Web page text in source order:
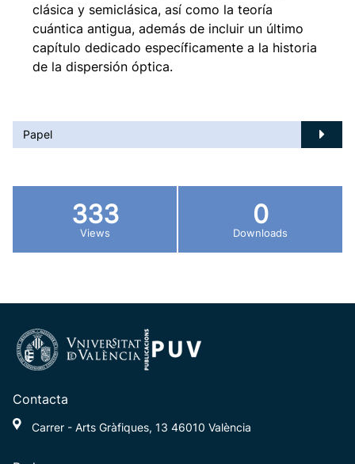
clásica y semiclásica, así como la teoría
cuántica antigua, además de incluir un último
capítulo dedicado específicamente a la historia
de la dispersión óptica.
Papel
333
Views
0
Downloads
Contacta
Carrer - Arts Gràfiques, 13 46010 València